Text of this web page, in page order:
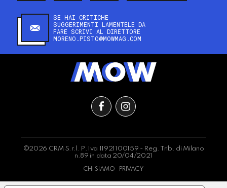
SE HAI CRITICHE
SUGGERIMENTI LAMENTELE DA
FARE SCRIVI AL DIRETTORE
MORENO.PISTO@MOWMAG.COM
©2026 CRM S.r.l. P.Iva 11921100159 - Reg. Trib. di Milano
n.89 in data 20/04/2021
CHI SIAMO PRIVACY